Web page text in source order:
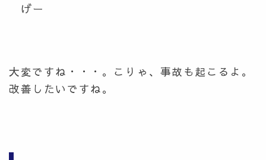
げー
大変ですね・・・。こりゃ、事故も起こるよ。
改善したいですね。